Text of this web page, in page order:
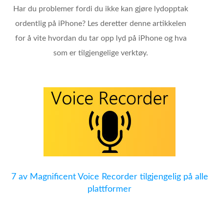
Har du problemer fordi du ikke kan gjøre lydopptak
ordentlig på iPhone? Les deretter denne artikkelen
for å vite hvordan du tar opp lyd på iPhone og hva
som er tilgjengelige verktøy.
7 av Magnificent Voice Recorder tilgjengelig på alle
plattformer